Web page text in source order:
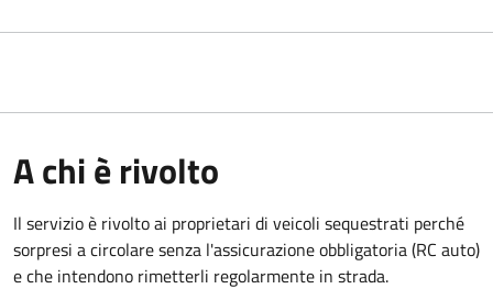
A chi è rivolto
Il servizio è rivolto ai proprietari di veicoli sequestrati perché
sorpresi a circolare senza l'assicurazione obbligatoria (RC auto)
e che intendono rimetterli regolarmente in strada.